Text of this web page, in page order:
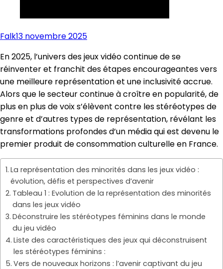
Falk13 novembre 2025
En 2025, l’univers des jeux vidéo continue de se
réinventer et franchit des étapes encourageantes vers
une meilleure représentation et une inclusivité accrue.
Alors que le secteur continue à croître en popularité, de
plus en plus de voix s’élèvent contre les stéréotypes de
genre et d’autres types de représentation, révélant les
transformations profondes d’un média qui est devenu le
premier produit de consommation culturelle en France.
La représentation des minorités dans les jeux vidéo :
évolution, défis et perspectives d’avenir
Tableau 1 : Evolution de la représentation des minorités
dans les jeux vidéo
Déconstruire les stéréotypes féminins dans le monde
du jeu vidéo
Liste des caractéristiques des jeux qui déconstruisent
les stéréotypes féminins :
Vers de nouveaux horizons : l’avenir captivant du jeu